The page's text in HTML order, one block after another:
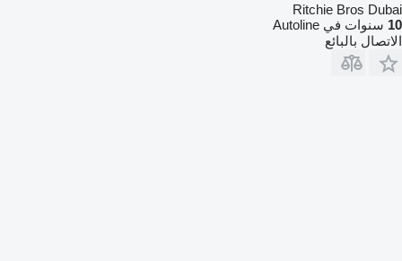
Ritchie Bros Dubai
10 سنوات في Autoline
الاتصال بالبائع